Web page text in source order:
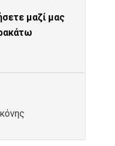
μαζί μας